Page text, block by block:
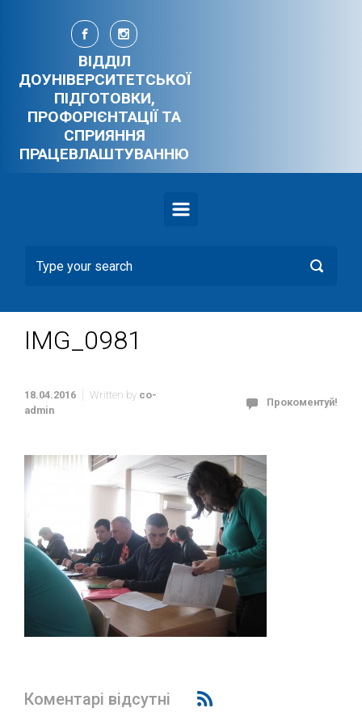
Skip to main content
ВІДДІЛ
ДОУНІВЕРСИТЕТСЬКОЇ
ПІДГОТОВКИ,
ПРОФОРІЄНТАЦІЇ ТА
СПРИЯННЯ
ПРАЦЕВЛАШТУВАННЮ
IMG_0981
18.04.2016 Written by co-
admin
Прокоментуй!
Коментарі відсутні